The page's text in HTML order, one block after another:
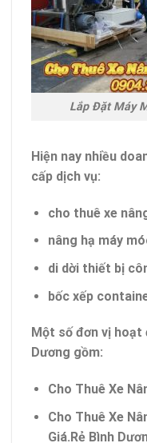
Lắp Đặt Máy
Hiện nay nhiều
cấp dịch vụ:
cho thuê xe
nâng hạ máy
di dời thiết bị
bốc xếp
Một số đơn vị
Dương gồm:
Cho Thuê Xe
Cho Thuê Xe
Giá.Rẻ Bình